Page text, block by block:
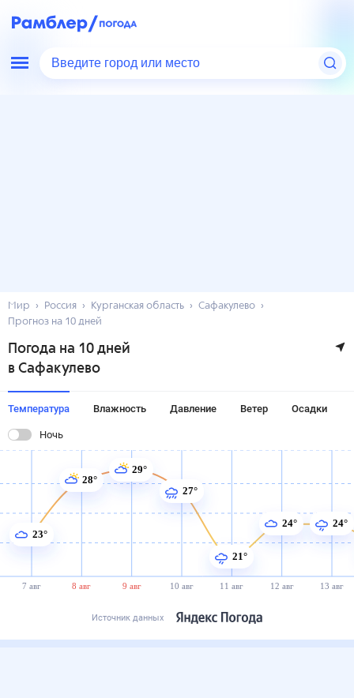
Введите город или место
Мир Россия Курганская область
Сафакулево
Прогноз на 10 дней
Погода на 10 дней
в Сафакулево
Температура Влажность Давление Ветер Осадки
Ночь
7 авг 8 авг 9 авг 10 авг 11 авг 12 авг 13 авг
23°
28°
29°
27°
21°
24° 24°
Источник данных